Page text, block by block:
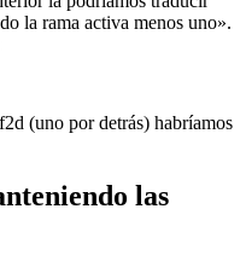
la rama activa menos uno».
(uno por detrás) habríamos
las